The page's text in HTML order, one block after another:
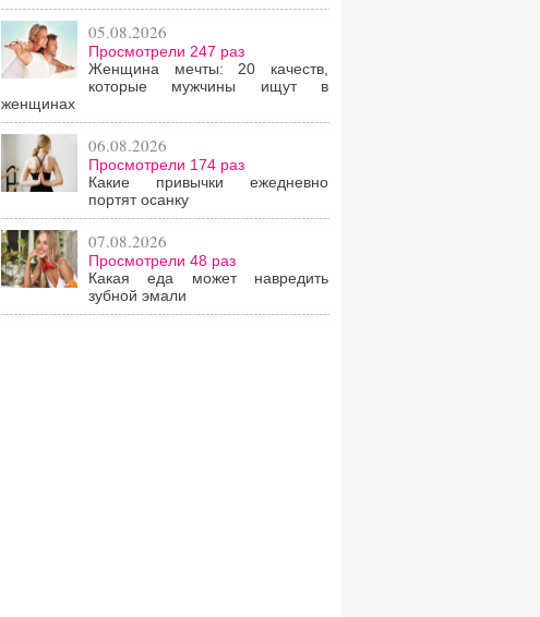
05.08.2026
Просмотрели 247 раз
Женщина мечты: 20 качеств,
которые мужчины ищут в
женщинах
06.08.2026
Просмотрели 174 раз
Какие привычки ежедневно
портят осанку
07.08.2026
Просмотрели 48 раз
Какая еда может навредить
зубной эмали